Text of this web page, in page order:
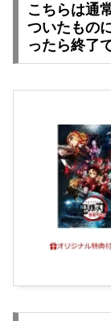
こちらは通
ついたもの
ったら終了